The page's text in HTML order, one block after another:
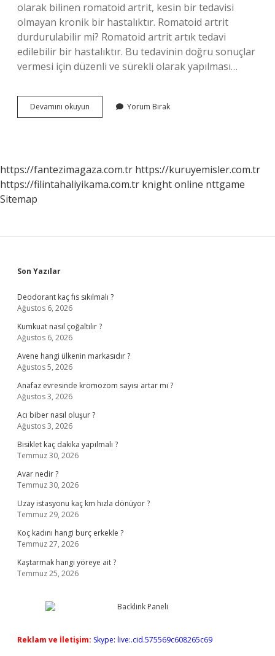
olarak bilinen romatoid artrit, kesin bir tedavisi
olmayan kronik bir hastalıktır. Romatoid artrit
durdurulabilir mi? Romatoid artrit artık tedavi
edilebilir bir hastalıktır. Bu tedavinin doğru sonuçlar
vermesi için düzenli ve sürekli olarak yapılması…
Devamını okuyun Romatoid
Artrit
Yorum Bırak
https://fantezimagaza.com.tr https://kuruyemisler.com.tr
https://filintahaliyikama.com.tr knight online nttgame
Sitemap
Sidebar
Son Yazılar
Deodorant kaç fıs sıkılmalı ?
Ağustos 6, 2026
Kumkuat nasıl çoğaltılır ?
Ağustos 6, 2026
Avene hangi ülkenin markasıdır ?
Ağustos 5, 2026
Anafaz evresinde kromozom sayısı artar mı ?
Ağustos 3, 2026
Acı biber nasıl oluşur ?
Ağustos 3, 2026
Bisiklet kaç dakika yapılmalı ?
Temmuz 30, 2026
Avar nedir ?
Temmuz 30, 2026
Uzay istasyonu kaç km hızla dönüyor ?
Temmuz 29, 2026
Koç kadını hangi burç erkekle ?
Temmuz 27, 2026
Kaştarmak hangi yöreye ait ?
Temmuz 25, 2026
Reklam ve İletişim: Skype: live:.cid.575569c608265c69